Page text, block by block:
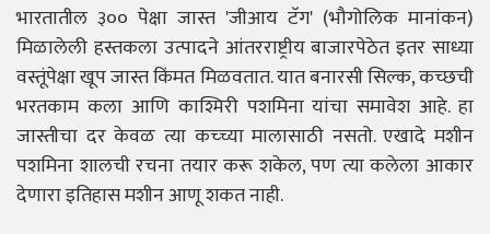
भारतातील ३०० पेक्षा जास्त 'जीआय टॅग' (भौगोलिक मानांकन)
मिळालेली हस्तकला उत्पादने आंतरराष्ट्रीय बाजारपेठेत इतर साध्या
वस्तूंपेक्षा खूप जास्त किंमत मिळवतात. यात बनारसी सिल्क, कच्छची
भरतकाम कला आणि काश्मिरी पशमिना यांचा समावेश आहे. हा
जास्तीचा दर केवळ त्या कच्च्या मालासाठी नसतो. एखादे मशीन
पशमिना शालची रचना तयार करू शकेल, पण त्या कलेला आकार
देणारा इतिहास मशीन आणू शकत नाही.